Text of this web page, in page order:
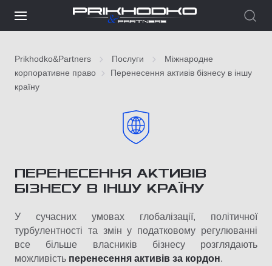
Prikhodko&Partners Послуги
Міжнародне
корпоративне право
Перенесення активів бізнесу в іншу
країну
ПЕРЕНЕСЕННЯ АКТИВІВ
БІЗНЕСУ В ІНШУ КРАЇНУ
У сучасних умовах глобалізації, політичної
турбулентності та змін у податковому регулюванні
все більше власників бізнесу розглядають
можливість перенесення активів за кордон.